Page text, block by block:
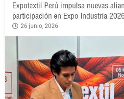
Expotextil Perú impulsa nuevas
participación en Expo Industria
26 junio, 2026